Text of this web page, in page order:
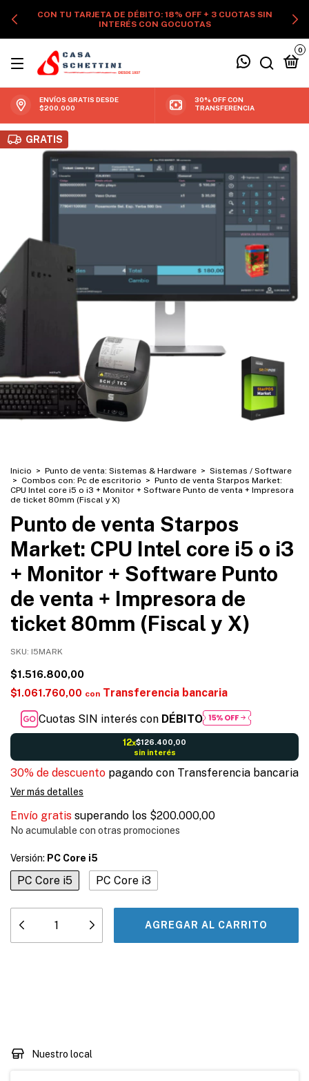
CON TU TARJETA DE DÉBITO: 18% OFF + 3 CUOTAS SIN
INTERÉS CON GOCUOTAS
0
ENVÍOS GRATIS DESDE
$200.000
30% OFF CON
TRANSFERENCIA
GRATIS
Inicio > Punto de venta: Sistemas & Hardware > Sistemas / Software
> Combos con: Pc de escritorio > Punto de venta Starpos Market:
CPU Intel core i5 o i3 + Monitor + Software Punto de venta + Impresora
de ticket 80mm (Fiscal y X)
Punto de venta Starpos
Market: CPU Intel core i5 o i3
+ Monitor + Software Punto
de venta + Impresora de
ticket 80mm (Fiscal y X)
SKU: I5MARK
$1.516.800,00
$1.061.760,00 con Transferencia bancaria
Cuotas SIN interés con DÉBITO
12x$126.400,00
sin interés
30% de descuento pagando con Transferencia bancaria
Ver más detalles
Envío gratis superando los $200.000,00
No acumulable con otras promociones
Versión: PC Core i5
PC Core i5 PC Core i3
Nuestro local